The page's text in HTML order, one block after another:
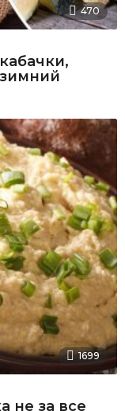
470
1699
не за все